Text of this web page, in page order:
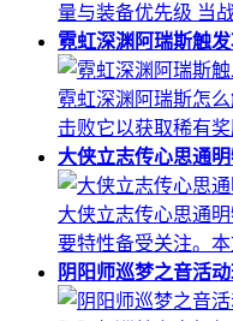
量与装备优先级 当
霓虹深渊阿瑞斯触
霓虹深渊阿瑞斯怎
击败它以获取稀有
大侠立志传心思通
大侠立志传心思通
要特性备受关注。
阴阳师巡梦之音活